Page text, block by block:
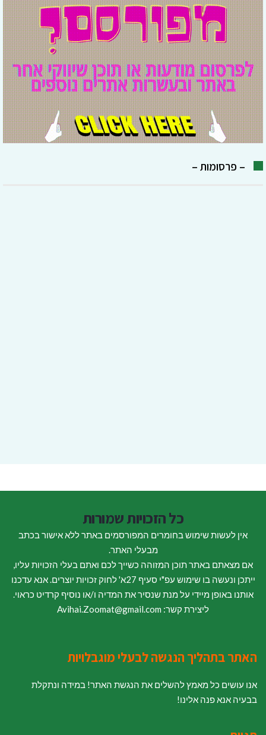
– פרסומות –
כל הזכויות שמורות
אין לעשות שימוש בחומרים המפורסמים באתר ללא אישור בכתב
מבעלי האתר.
אם מצאתם באתר תוכן המזוהה כשייך לכם ואתם בעלי הזכויות עליו,
ייתכן ונעשה בו שימוש עפ"י סעיף 27א' לחוק זכויות יוצרים. אנא עדכנו
אותנו באופן מיידי על מנת שנסיר את המדיה ו/או נוסיף קרדיט כראוי.
ליצירת קשר: Avihai.Zoomat@gmail.com
האתר בתהליך הנגשה לבעלי מוגבלויות
אנו עושים כל מאמץ להשלים את הנגשת האתר! במידה ונתקלת
בבעיה אנא פנה אלינו!